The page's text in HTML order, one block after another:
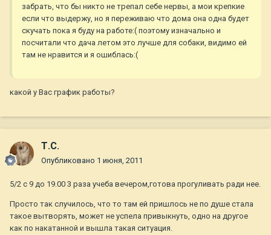
забрать, что бы никто не трепал себе нервы, а мои крепкие
если что выдержу, но я переживаю что дома она одна будет
скучать пока я буду на работе:( поэтому изначально и
посчитали что дача летом это лучше для собаки, видимо ей
там не нравится и я ошиблась:(
какой у Вас график работы?
Т.С.
Опубликовано 1 июня, 2011
5/2 с 9 до 19.00 3 раза учеба вечером,готова прогуливать ради нее.
Просто так случилось, что то там ей пришлось не по душе стала
такое вытворять, может не успела привыкнуть, одно на другое
как по накатанной и вышла такая ситуация.